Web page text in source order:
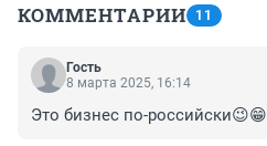
КОММЕНТАРИИ 11
Гость
8 марта 2025, 16:14
Это бизнес по-российски😉😁